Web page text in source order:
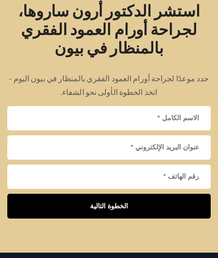
استشر الدكتور أرون ساروها،
لجراحة أورام العمود الفقري
بالمنظار في بيون
حدد موعدًا لجراحة أورام العمود الفقري بالمنظار في بيون اليوم -
اتخذ الخطوة الأولى نحو الشفاء.
الخطوة التالية